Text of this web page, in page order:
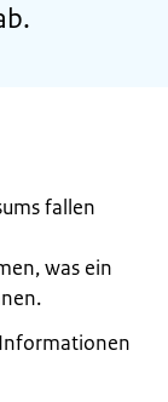
fallen
was ein